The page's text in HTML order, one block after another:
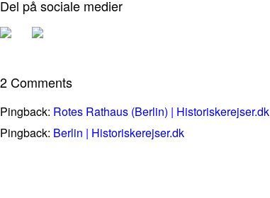
Del på sociale medier
2 Comments
Pingback: Rotes Rathaus (Berlin) | Historiskerejser.dk
Pingback: Berlin | Historiskerejser.dk